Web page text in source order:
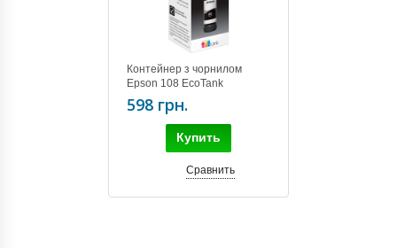
Контейнер з чорнилом
Epson 108 EcoTank
L8050/L18050 black
(C13T09C14A)
598 грн.
Купить
Сравнить